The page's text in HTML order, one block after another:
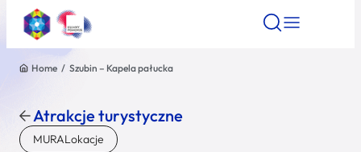
Znajdź atrakcję
Nazwa atrakcji
Home / Szubin – Kapela pałucka
Atrakcje turystyczne
MURALokacje